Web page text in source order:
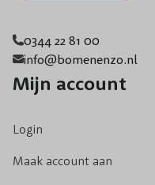
0344 22 81 00
info@bomenenzo.nl
Mijn account
Login
Maak account aan